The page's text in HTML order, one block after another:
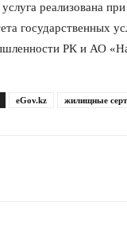
реализована
государственных
РК и АО
eGov.kz жилищные